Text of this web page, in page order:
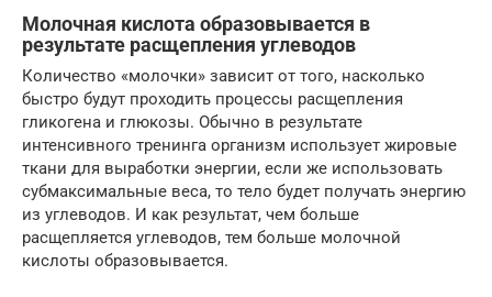
Молочная кислота образовывается в
результате расщепления углеводов
Количество «молочки» зависит от того, насколько
быстро будут проходить процессы расщепления
гликогена и глюкозы. Обычно в результате
интенсивного тренинга организм использует жировые
ткани для выработки энергии, если же использовать
субмаксимальные веса, то тело будет получать энергию
из углеводов. И как результат, чем больше
расщепляется углеводов, тем больше молочной
кислоты образовывается.